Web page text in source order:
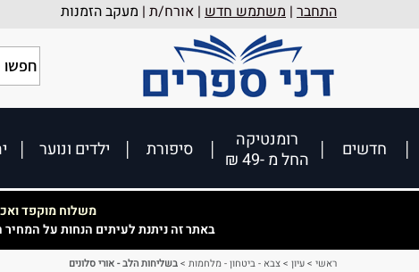
התחבר | משתמש חדש | אורח/ת | מעקב הזמנות
חדשים
רומנטיקה
החל מ -49 ₪
סיפורת ילדים ונוער
משלוח מוקפד
באתר זה ניתנת לעיתים הנחות על
ראשי >עיון >צבא - ביטחון - מלחמות >בשליחות הלב - אורי סלונים